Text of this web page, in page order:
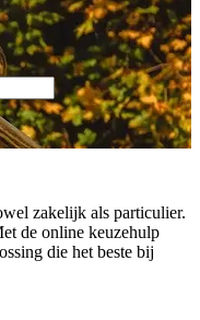
zakelijk als particulier.
de online keuzehulp
die het beste bij